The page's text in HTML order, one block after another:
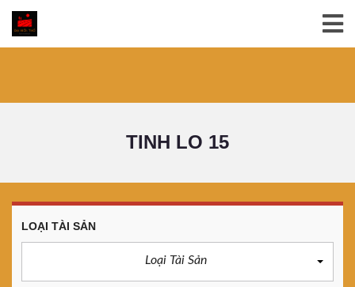
TINH LO 15
LOẠI TÀI SẢN
Loại Tài Sản